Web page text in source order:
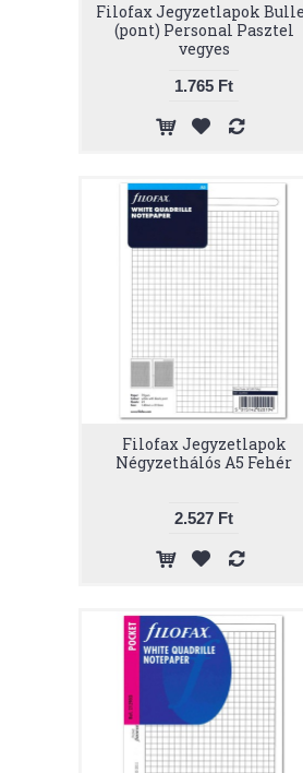
Filofax Jegyzetlapok
(pont) Personal Pasztel
vegyes
1.765 Ft
Filofax Jegyzetlapok
Négyzethálós A5 Fehér
2.527 Ft